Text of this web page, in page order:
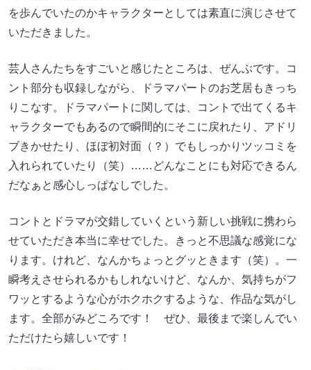
を歩んでいたのかキャラクターとしては素直に演じさせて
いただきました。
芸人さんたちをすごいと感じたところは、ぜんぶです。コ
ント部分も収録しながら、ドラマパートのお芝居もきっち
りこなす。ドラマパートに関しては、コントで出てくるキ
ャラクターでもあるので瞬間的にそこに戻れたり、アドリ
ブきかせたり、ほぼ初対面（？）でもしっかりツッコミを
入れられていたり（笑）……どんなことにも対応できるん
だなぁと感心しっぱなしでした。
コントとドラマが交錯していくという新しい挑戦に携わら
せていただき本当に幸せでした。きっと不思議な感覚にな
ります。けれど、なんかちょっとグッときます（笑）。一
瞬考えさせられるかもしれないけど、なんか、気持ちがフ
ワッとするような心がホクホクするような、作品な気がし
ます。全部がみどころです！ ぜひ、最後まで楽しんでい
ただけたら嬉しいです！